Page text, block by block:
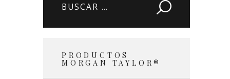
Buscar:
PRODUCTOS
MORGAN TAYLOR®